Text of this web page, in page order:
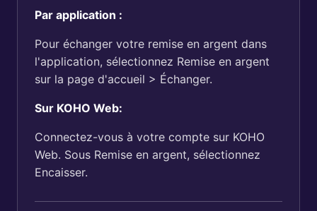
Par application :
Pour échanger votre remise en argent dans
l'application, sélectionnez Remise en argent
sur la page d'accueil > Échanger.
Sur KOHO Web:
Connectez-vous à votre compte sur KOHO
Web. Sous Remise en argent, sélectionnez
Encaisser.